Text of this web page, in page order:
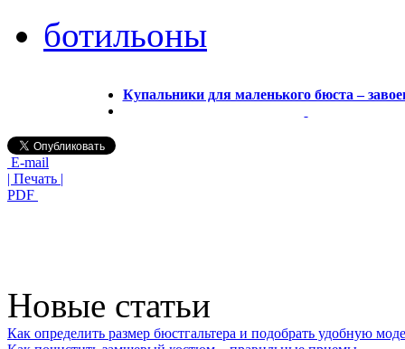
ботильоны
Купальники для маленького бюста –
E-mail
| Печать |
PDF
Новые статьи
Как определить размер бюстгальтера и подобрать удобную